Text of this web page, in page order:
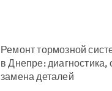
Ремонт тормозной
в Днепре:
замена деталей